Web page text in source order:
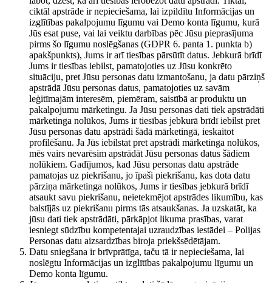
ciktāl apstrāde ir nepieciešama, lai izpildītu Informācijas un
izglītības pakalpojumu līgumu vai Demo konta līgumu, kurā
Jūs esat puse, vai lai veiktu darbības pēc Jūsu pieprasījuma
pirms šo līgumu noslēgšanas (GDPR 6. panta 1. punkta b)
apakšpunkts), Jums ir arī tiesības pārsūtīt datus. Jebkurā brīdī
Jums ir tiesības iebilst, pamatojoties uz Jūsu konkrēto
situāciju, pret Jūsu personas datu izmantošanu, ja datu pārziņš
apstrādā Jūsu personas datus, pamatojoties uz savām
leģitīmajām interesēm, piemēram, saistībā ar produktu un
pakalpojumu mārketingu. Ja Jūsu personas dati tiek apstrādāti
mārketinga nolūkos, Jums ir tiesības jebkurā brīdī iebilst pret
Jūsu personas datu apstrādi šādā mārketingā, ieskaitot
profilēšanu. Ja Jūs iebilstat pret apstrādi mārketinga nolūkos,
mēs vairs nevarēsim apstrādāt Jūsu personas datus šādiem
nolūkiem. Gadījumos, kad Jūsu personas datu apstrāde
pamatojas uz piekrišanu, jo īpaši piekrišanu, kas dota datu
pārziņa mārketinga nolūkos, Jums ir tiesības jebkurā brīdī
atsaukt savu piekrišanu, neietekmējot apstrādes likumību, kas
balstījās uz piekrišanu pirms tās atsaukšanas. Ja uzskatāt, ka
jūsu dati tiek apstrādāti, pārkāpjot likuma prasības, varat
iesniegt sūdzību kompetentajai uzraudzības iestādei – Polijas
Personas datu aizsardzības biroja priekšsēdētājam.
Datu sniegšana ir brīvprātīga, taču tā ir nepieciešama, lai
noslēgtu Informācijas un izglītības pakalpojumu līgumu un
Demo konta līgumu.